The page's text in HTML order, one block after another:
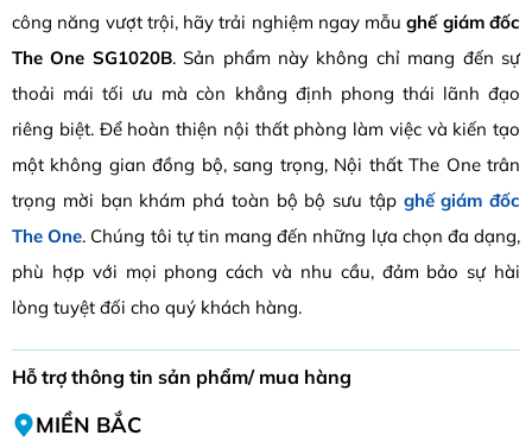
công năng vượt trội, hãy trải nghiệm ngay mẫughế giám đốc
The One SG1020B. Sản phẩm này không chỉ mang đến sự
thoải mái tối ưu mà còn khẳng định phong thái lãnh đạo
riêng biệt. Để hoàn thiện nội thất phòng làm việc và kiến tạo
một không gian đồng bộ, sang trọng, Nội thất The One trân
trọng mời bạn khám phá toàn bộ bộ sưu tập ghế giám đốc
The One. Chúng tôi tự tin mang đến những lựa chọn đa dạng,
phù hợp với mọi phong cách và nhu cầu, đảm bảo sự hài
lòng tuyệt đối cho quý khách hàng.
Hỗ trợ thông tin sản phẩm/ mua hàng
MIỀN BẮC